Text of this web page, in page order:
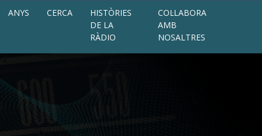
ANYS CERCA
HISTÒRIES
DE LA
RÀDIO
COL·LABORA
AMB
NOSALTRES